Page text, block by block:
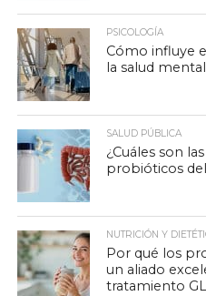
PSICOLOGÍA
Cómo influye
la salud
SALUD PÚBLICA
¿Cuáles son
probióticos
NUTRICIÓN Y
Por qué los
un aliado
tratamiento